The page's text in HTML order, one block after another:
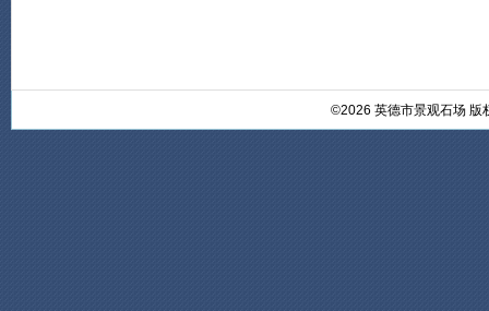
©2026 英德市景观石场